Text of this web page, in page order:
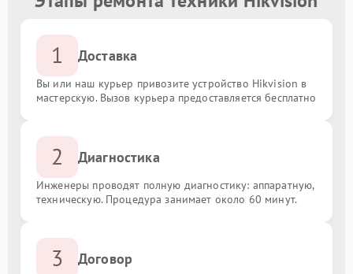
1 Доставка
Вы или наш курьер привозите устройство Hikvision в
мастерскую. Вызов курьера предоставляется бесплатно
2 Диагностика
Инженеры проводят полную диагностику: аппаратную,
техническую. Процедура занимает около 60 минут.
3 Договор